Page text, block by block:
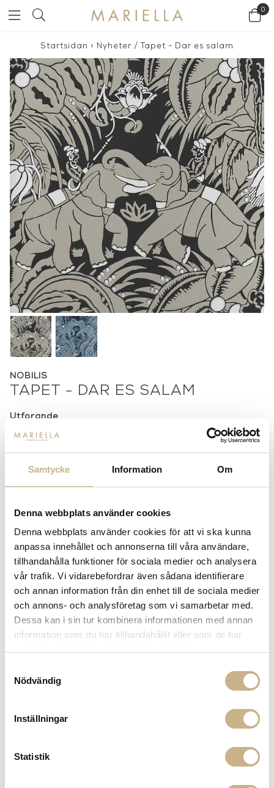
Samtycke Information Om
Denna webbplats använder cookies
Denna webbplats använder cookies för att vi ska kunna
anpassa innehållet och annonserna till våra användare,
tillhandahålla funktioner för sociala medier och analysera
vår trafik. Vi vidarebefordrar även sådana identifierare
och annan information från din enhet till de sociala medier
och annons- och analysföretag som vi samarbetar med.
Dessa kan i sin tur kombinera informationen med annan
information som du har tillhandahållit eller som de har
Nödvändig
Inställningar
Statistik
0
Startsidan > Nyheter / Tapet - Dar es salam
NOBILIS
TAPET - DAR ES SALAM
Utförande
Greige
Lagerstatus: Beställningsvara
14 dagars returrätt på lagervaror. Läs mer
Leverans inom 3-5 arbetsdagar på lagervaror
10% välkomstrabatt
när du registrerar dig för vårt
FRÅGA OSS OM PRODUKTEN
BESKRIVNING